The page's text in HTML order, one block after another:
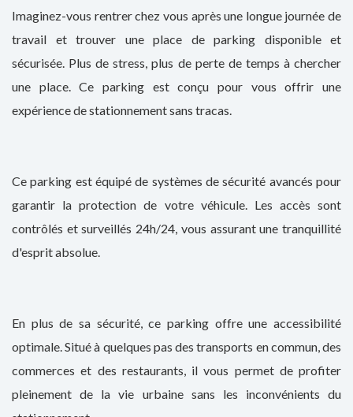
Imaginez-vous rentrer chez vous après une longue journée de
travail et trouver une place de parking disponible et
sécurisée. Plus de stress, plus de perte de temps à chercher
une place. Ce parking est conçu pour vous offrir une
expérience de stationnement sans tracas.
Ce parking est équipé de systèmes de sécurité avancés pour
garantir la protection de votre véhicule. Les accès sont
contrôlés et surveillés 24h/24, vous assurant une tranquillité
d'esprit absolue.
En plus de sa sécurité, ce parking offre une accessibilité
optimale. Situé à quelques pas des transports en commun, des
commerces et des restaurants, il vous permet de profiter
pleinement de la vie urbaine sans les inconvénients du